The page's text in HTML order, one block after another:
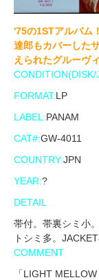
'75の1STアルバム
達郎もカバーした
えられたグルーヴ
CONDITION(DISK/
FORMAT:LP
LABEL:PANAM
CAT#:GW-4011
COUNTRY:JPN
YEAR:?
DETAIL
帯付。帯裏シミ小
トシミ多。
COMMENT
「LIGHT